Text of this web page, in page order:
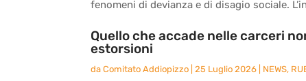
fenomeni di devianza e di disagio sociale.
Quello che accade nelle carceri
estorsioni
da Comitato Addiopizzo 25 Luglio 2026 NEWS,